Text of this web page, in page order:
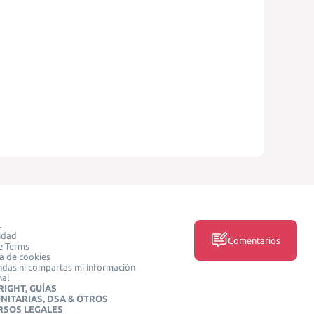
Terms
de cookies
ni compartas mi información
GUÍAS
DSA & OTROS
LEGALES
Comentarios